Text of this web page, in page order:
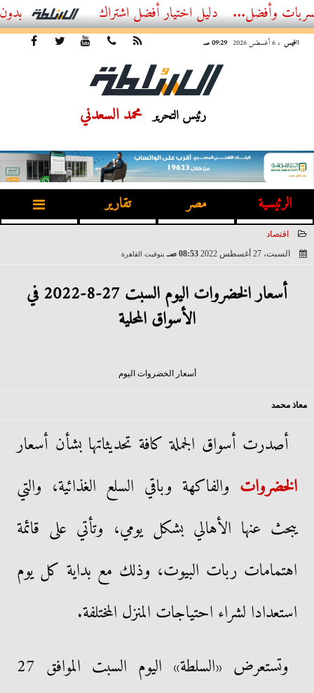
أفضل اشتراك IPTV بدون تقطيع 2026 – دليل المشاهد العصري
الخميس ، 6 أغسطس 2026 09:29 صـ
رئيس التحرير محمد السعدني
الرئيسية مصر تقارير
اقتصاد
السبت، 27 أغسطس 2022
08:53 صـ بتوقيت القاهرة
أسعار الخضروات اليوم السبت 27-8-2022 في
الأسواق المحلية
أسعار الخضروات اليوم
معاذ محمد
أصدرت أسواق الجملة كافة تحديثاتها بشأن أسعار
الخضروات والفاكهة وباقي السلع الغذائية، والتي
يبحث عنها الأهالي بشكل يومي، وتأتي على قائمة
اهتمامات ربات البيوت، وذلك مع بداية كل يوم
استعدادا لشراء احتياجات المنزل المختلفة.
وتستعرض «السلطة» اليوم السبت الموافق 27